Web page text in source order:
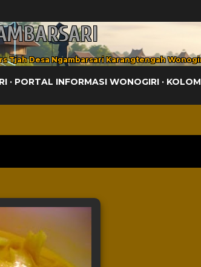
Tjah Desa Ngambarsari Karangtengah
PORTAL INFORMASI WONOGIRI